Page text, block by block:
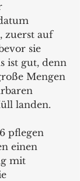
zuerst auf
sie
ist gut, denn
Mengen
landen.
pflegen
einen
mit